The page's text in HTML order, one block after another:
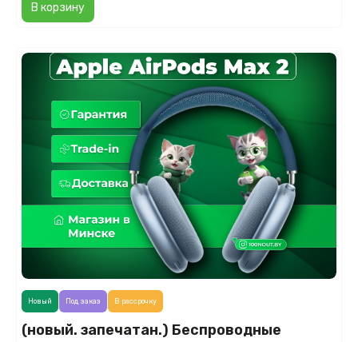
В корзину
(новый. запечатан.) Беспроводные
Новый Под заказ В рассрочку